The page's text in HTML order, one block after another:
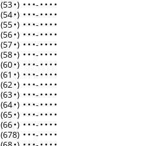
(53•) • • •- • • • •
(54•) • • •- • • • •
(55•) • • •- • • • •
(56•) • • •- • • • •
(57•) • • •- • • • •
(58•) • • •- • • • •
(60•) • • •- • • • •
(61 •) • • •- • • • •
(62•) • • •- • • • •
(63•) • • •- • • • •
(64•) • • •- • • • •
(65•) • • •- • • • •
(66•) • • •- • • • •
(678) • • •- • • • •